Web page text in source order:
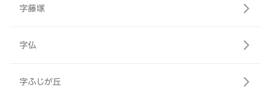
字藤塚
字仏
字ふじが丘